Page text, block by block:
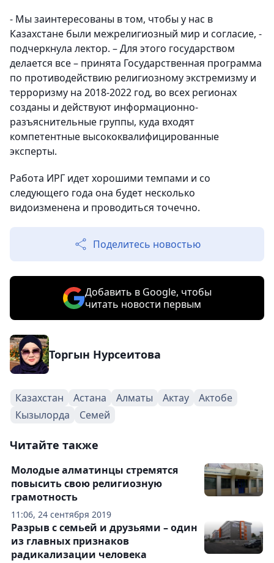
- Мы заинтересованы в том, чтобы у нас в
Казахстане были межрелигиозный мир и согласие, -
подчеркнула лектор. – Для этого государством
делается все – принята Государственная программа
по противодействию религиозному экстремизму и
терроризму на 2018-2022 год, во всех регионах
созданы и действуют информационно-
разъяснительные группы, куда входят
компетентные высококвалифицированные
эксперты.
Работа ИРГ идет хорошими темпами и со
следующего года она будет несколько
видоизменена и проводиться точечно.
Поделитесь новостью
Добавить в Google, чтобы
читать новости первым
Торгын Нурсеитова
Казахстан Астана Алматы Актау
Актобе
Кызылорда
Семей
Читайте также
11:06, 24 сентября 2019
Молодые алматинцы стремятся
повысить свою религиозную
грамотность
Разрыв с семьей и друзьями – один
из главных признаков
радикализации человека